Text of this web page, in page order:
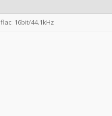
flac: 16bit/44.1kHz